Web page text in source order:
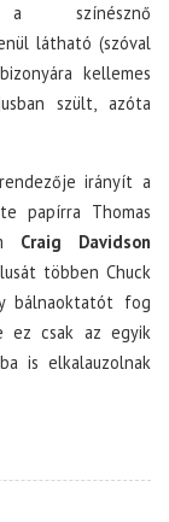
színésznő
látható (szóval
kellemes
szült, azóta
irányít a
papírra Thomas
Craig Davidson
többen Chuck
bálnaoktatót fog
ez csak az egyik
is elkalauzolnak